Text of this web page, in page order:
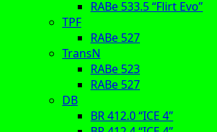
RABe 533.5 “Flirt Evo”
TPF
RABe 527
TransN
RABe 523
RABe 527
DB
BR 412.0 “ICE 4”